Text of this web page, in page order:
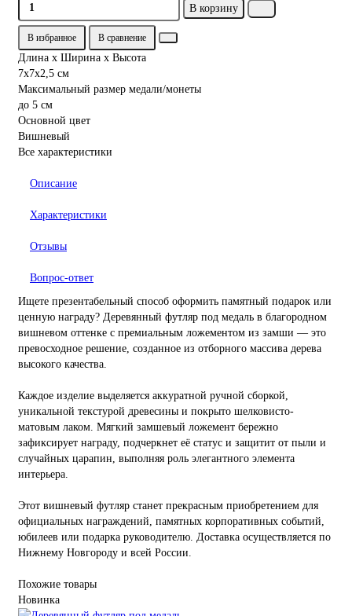
В корзину
В избранное В сравнение
Длина х Ширина х Высота
7x7x2,5 см
Максимальный размер медали/монеты
до 5 см
Основной цвет
Вишневый
Все характеристики
Описание
Характеристики
Отзывы
Вопрос-ответ
Ищете презентабельный способ оформить памятный подарок или
ценную награду? Деревянный футляр под медаль в благородном
вишневом оттенке с премиальным ложементом из замши — это
превосходное решение, созданное из отборного массива дерева
высокого качества.
Каждое изделие выделяется аккуратной ручной сборкой,
уникальной текстурой древесины и покрыто шелковисто-
матовым лаком. Мягкий замшевый ложемент бережно
зафиксирует награду, подчеркнет её статус и защитит от пыли и
случайных царапин, выполняя роль элегантного элемента
интерьера.
Этот вишневый футляр станет прекрасным приобретением для
официальных награждений, памятных корпоративных событий,
юбилеев или подарка руководителю. Доставка осуществляется по
Нижнему Новгороду и всей России.
Похожие товары
Новинка